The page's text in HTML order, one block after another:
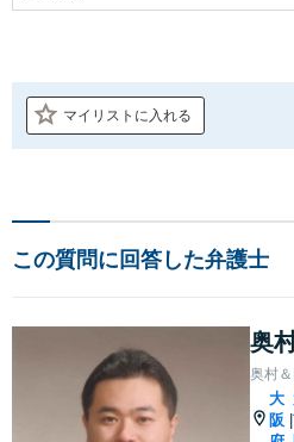
マイリストに入れる
この質問に回答した弁護士
奥
奥村
大
阪